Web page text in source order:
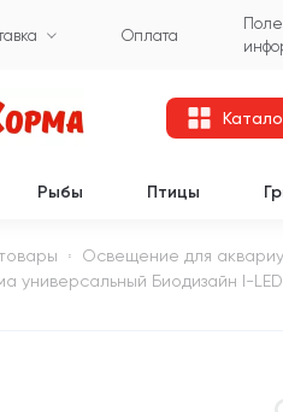
Оплата
Рыбы Птицы
Освещение для
универсальный Биодизайн I-